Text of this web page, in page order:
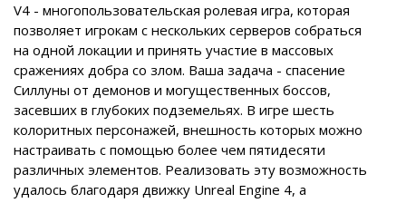
V4 - многопользовательская ролевая игра, которая
позволяет игрокам с нескольких серверов собраться
на одной локации и принять участие в массовых
сражениях добра со злом. Ваша задача - спасение
Силлуны от демонов и могущественных боссов,
засевших в глубоких подземельях. В игре шесть
колоритных персонажей, внешность которых можно
настраивать с помощью более чем пятидесяти
различных элементов. Реализовать эту возможность
удалось благодаря движку Unreal Engine 4, а